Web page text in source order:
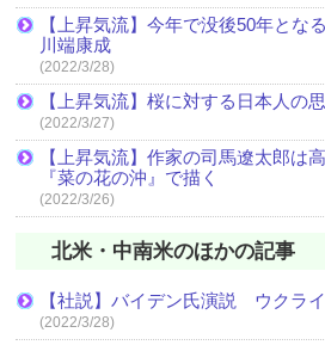
【上昇気流】今年で没後50年とな
川端康成
(2022/3/28)
【上昇気流】桜に対する日本人の
(2022/3/27)
【上昇気流】作家の司馬遼太郎は
『菜の花の沖』で描く
(2022/3/26)
北米・中南米のほかの記事
【社説】バイデン氏演説 ウクラ
(2022/3/28)